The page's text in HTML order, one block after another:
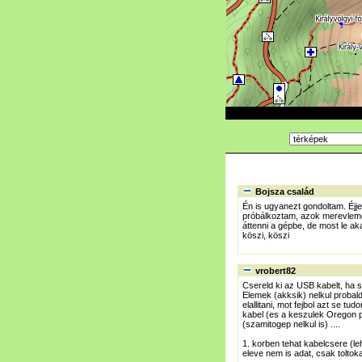
Bojsza család
Én is ugyanezt gondoltam.
próbálkoztam, azok
áttenni a gépbe, de most le
köszi, köszi
vrobert82
Csereld ki az USB kabelt, ha
Elemek (akksik) nelkul
elallitani, mot fejbol azt se
kabel (es a keszulek Oregon
(szamitogep nelkul is) ....
1. korben tehat kabelcsere
eleve nem is adat, csak